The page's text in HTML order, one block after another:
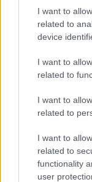
I want to
related to
device
I want to
related to
I want to
related to
I want to
related to
functionality
user
amarillas,
armar su
Lamela y Martial
ataque, con Munir
El 11 ideal de la
puntos